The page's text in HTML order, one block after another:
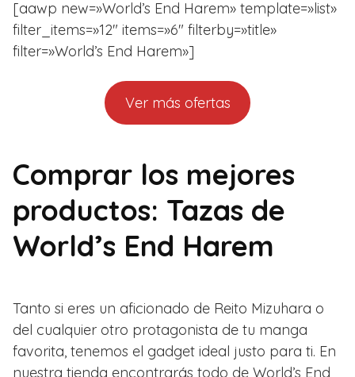
[aawp new=»World’s End Harem» template=»list»
filter_items=»12″ items=»6″ filterby=»title»
filter=»World’s End Harem»]
Ver más ofertas
Comprar los mejores
productos: Tazas de
World’s End Harem
Tanto si eres un aficionado de Reito Mizuhara o
del cualquier otro protagonista de tu manga
favorita, tenemos el gadget ideal justo para ti. En
nuestra tienda encontrarás todo de World’s End